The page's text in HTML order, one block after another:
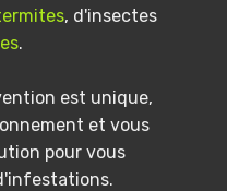
, d'insectes
.
est unique,
et vous
pour vous